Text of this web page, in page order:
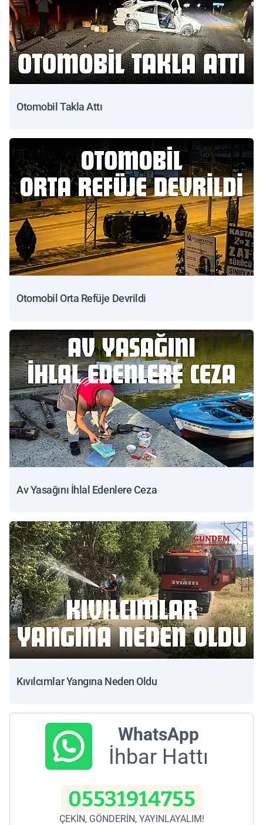
Otomobil Takla Attı
Otomobil Orta Refüje Devrildi
Av Yasağını İhlal Edenlere Ceza
Kıvılcımlar Yangına Neden Oldu
WhatsApp
İhbar Hattı
05531914755
ÇEKİN, GÖNDERİN, YAYINLAYALIM!